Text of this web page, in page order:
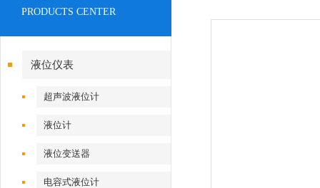
PRODUCTS CENTER
液位仪表
超声波液位计
液位计
液位变送器
电容式液位计